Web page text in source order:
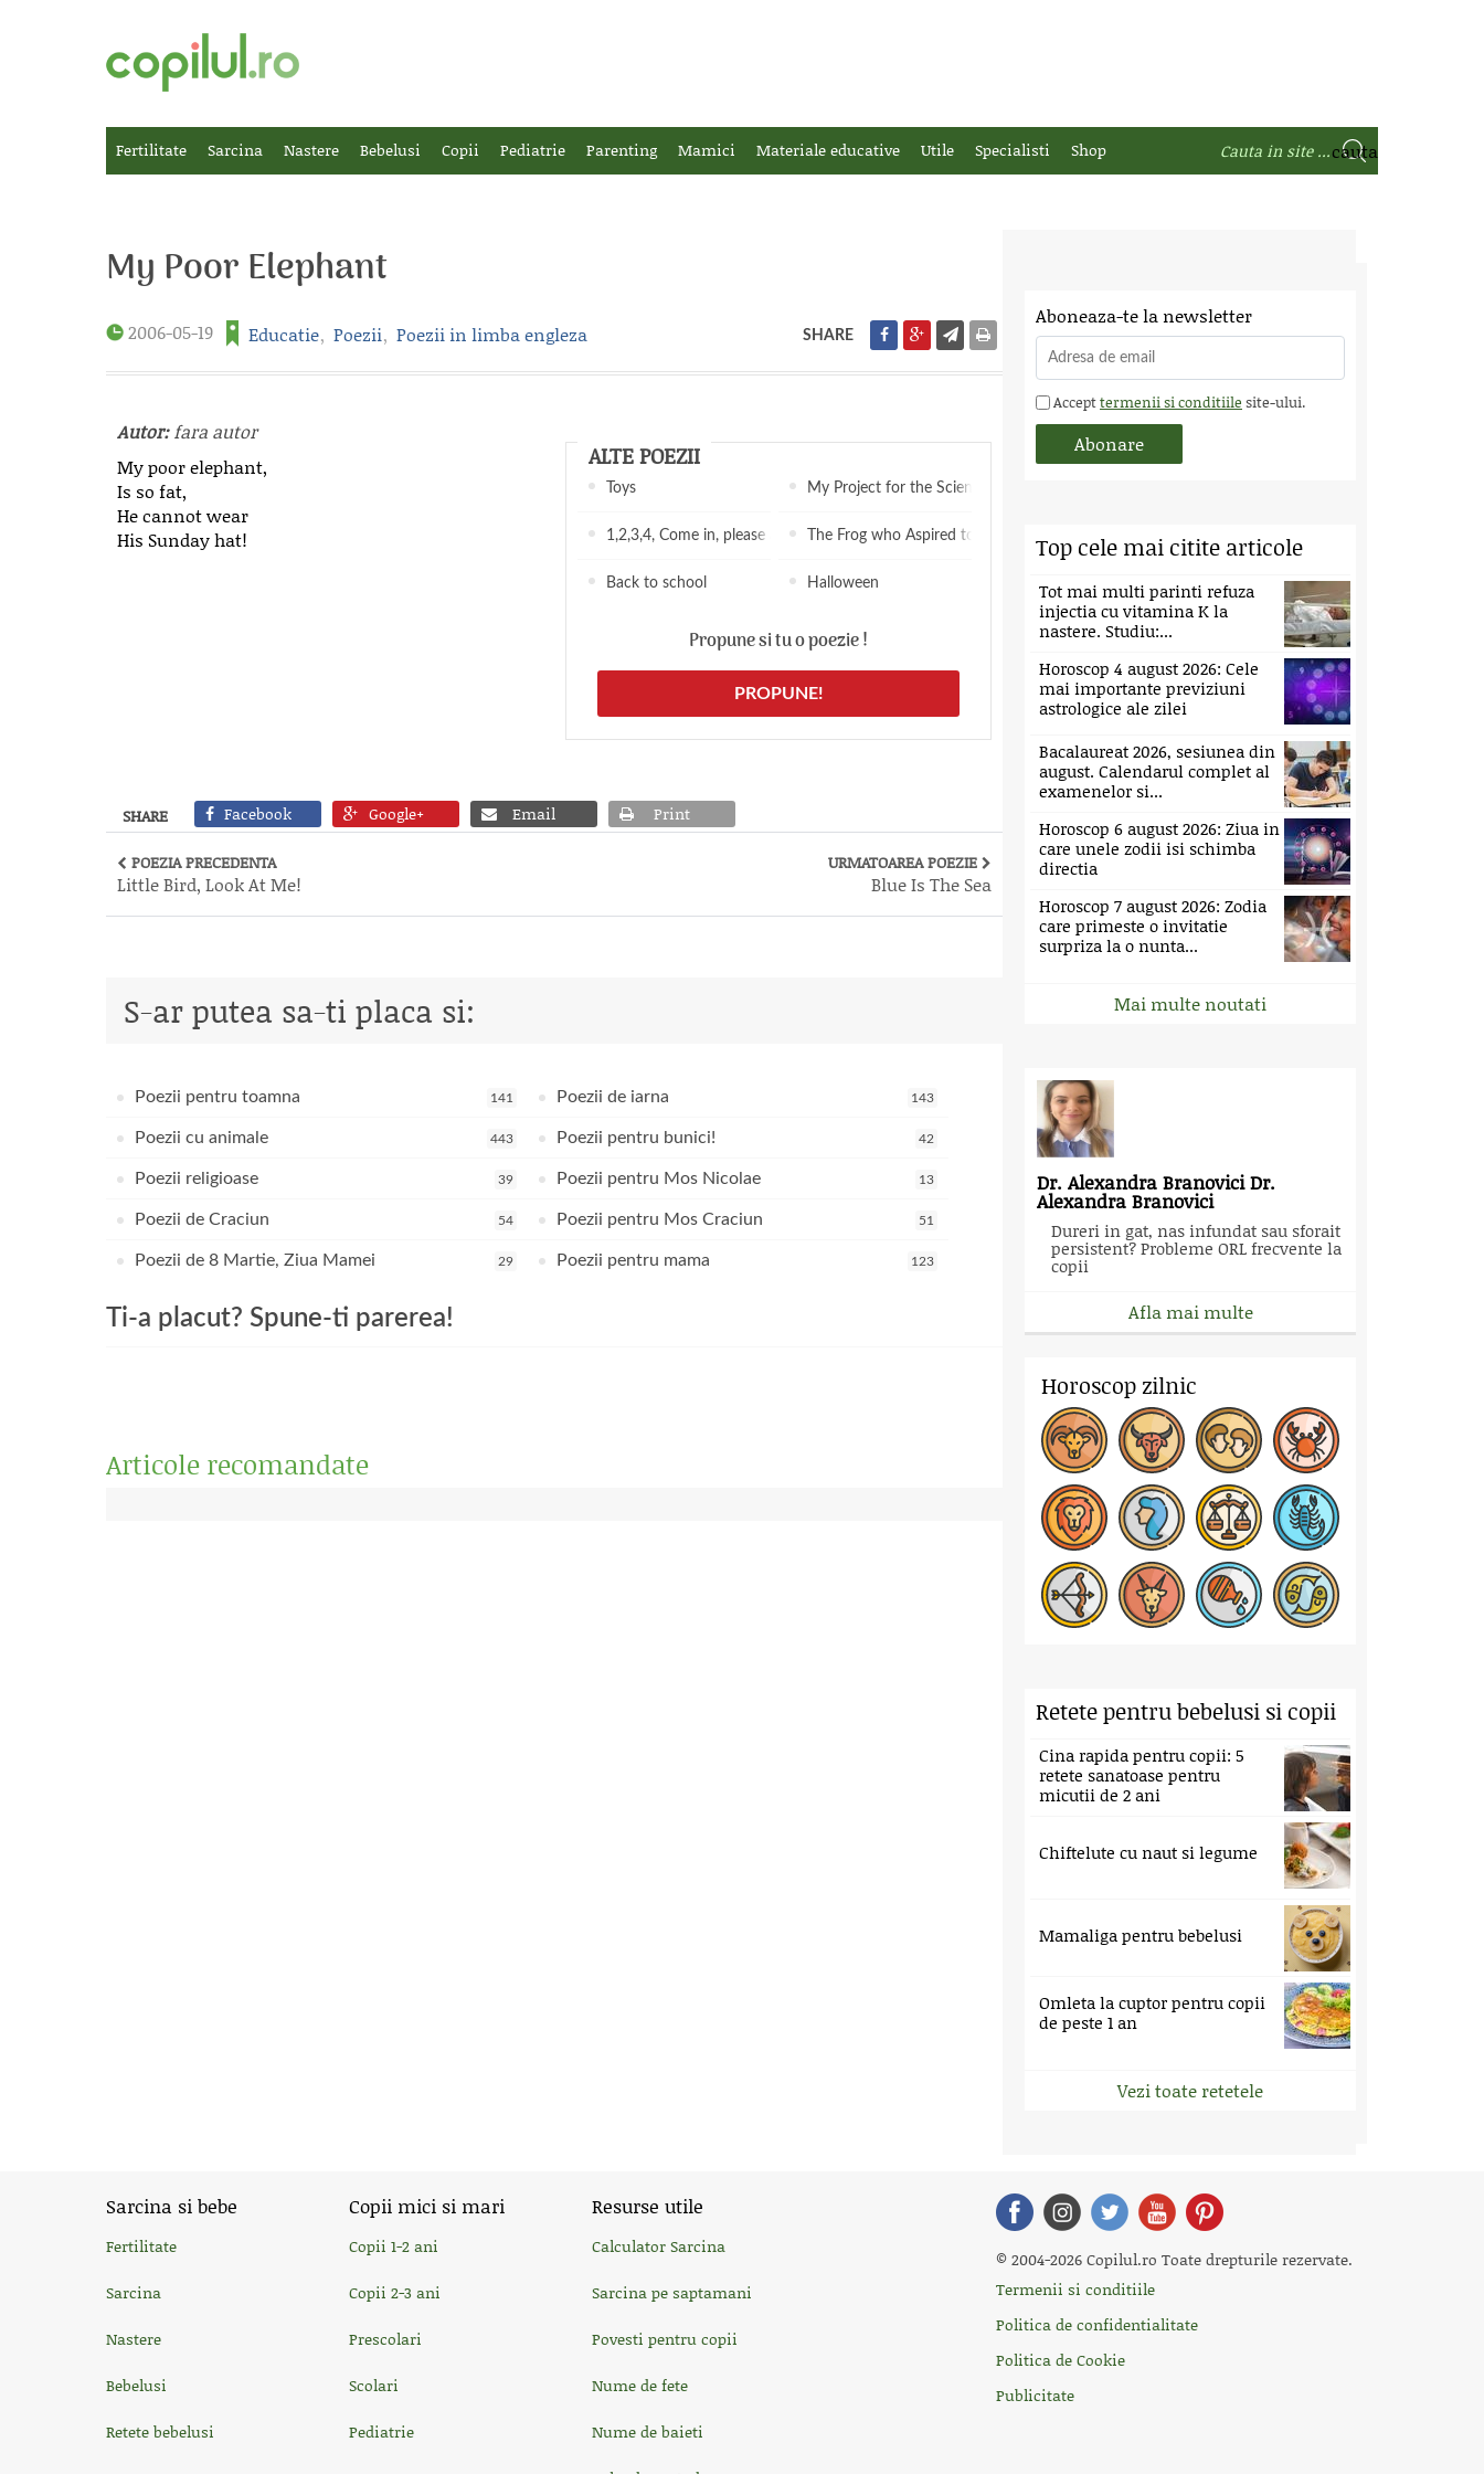
Fertilitate Sarcina Nastere Bebelusi Copii Pediatrie Parenting Mamici Materiale educative Utile Specialisti Shop
My Poor Elephant
2006-05-19 Educatie, Poezii, Poezii in limba engleza SHARE
Autor:fara autor
My poor elephant,
Is so fat,
He cannot wear
His Sunday hat!
ALTE POEZII
Toys My Project for the Science Fair
1,2,3,4, Come in, please and shut the door!The Frog who Aspired to Become as Big as the Ox
Back to school Halloween
Propune si tu o poezie !
PROPUNE!
SHARE Facebook Google+ Email Print
POEZIA PRECEDENTA
Little Bird, Look At Me!
URMATOAREA POEZIE
Blue Is The Sea
S-ar putea sa-ti placa si:
Poezii pentru toamna 141 Poezii de iarna 143
Poezii cu animale 443 Poezii pentru bunici! 42
Poezii religioase 39 Poezii pentru Mos Nicolae 13
Poezii de Craciun 54 Poezii pentru Mos Craciun 51
Poezii de 8 Martie, Ziua Mamei 29 Poezii pentru mama 123
Ti-a placut? Spune-ti parerea!
Articole recomandate
Aboneaza-te la newsletter
Accepttermenii si conditiile site-ului.
Top cele mai citite articole
Tot mai multi parinti refuza
injectia cu vitamina K la
nastere. Studiu:...
Horoscop 4 august 2026: Cele
mai importante previziuni
astrologice ale zilei
Bacalaureat 2026, sesiunea din
august. Calendarul complet al
examenelor si...
Horoscop 6 august 2026: Ziua in
care unele zodii isi schimba
directia
Horoscop 7 august 2026: Zodia
care primeste o invitatie
surpriza la o nunta...
Mai multe noutati
Dr. Alexandra Branovici Dr.
Alexandra Branovici
Dureri in gat, nas infundat sau sforait
persistent? Probleme ORL frecvente la
copii
Afla mai multe
Horoscop zilnic
Retete pentru bebelusi si copii
Cina rapida pentru copii: 5
retete sanatoase pentru
micutii de 2 ani
Chiftelute cu naut si legume
Mamaliga pentru bebelusi
Omleta la cuptor pentru copii
de peste 1 an
Vezi toate retetele
Sarcina si bebe
Fertilitate
Sarcina
Nastere
Bebelusi
Retete bebelusi
Copii mici si mari
Copii 1-2 ani
Copii 2-3 ani
Prescolari
Scolari
Pediatrie
Resurse utile
Calculator Sarcina
Sarcina pe saptamani
Povesti pentru copii
Nume de fete
Nume de baieti
© 2004-2026 Copilul.ro Toate drepturile rezervate.
Termenii si conditiile
Politica de confidentialitate
Politica de Cookie
Publicitate